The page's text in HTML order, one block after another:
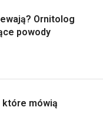
Ornitolog
powody
które mówią